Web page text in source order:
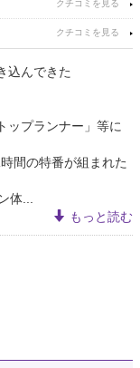
込んできた
ップランナー」等に
間の特番が組まれた
体...
もっと読む